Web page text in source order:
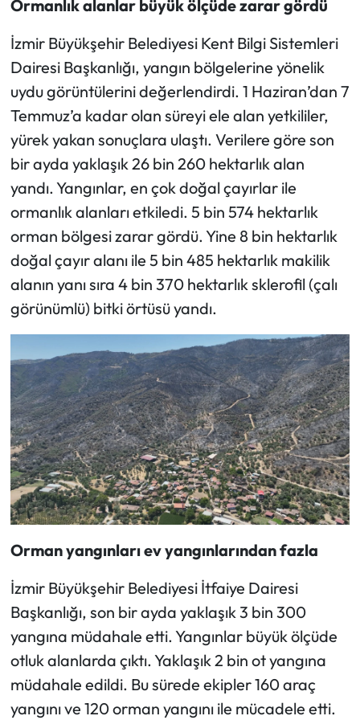
Ormanlık alanlar büyük ölçüde zarar gördü
İzmir Büyükşehir Belediyesi Kent Bilgi Sistemleri
Dairesi Başkanlığı, yangın bölgelerine yönelik
uydu görüntülerini değerlendirdi. 1 Haziran’dan 7
Temmuz’a kadar olan süreyi ele alan yetkililer,
yürek yakan sonuçlara ulaştı. Verilere göre son
bir ayda yaklaşık 26 bin 260 hektarlık alan
yandı. Yangınlar, en çok doğal çayırlar ile
ormanlık alanları etkiledi. 5 bin 574 hektarlık
orman bölgesi zarar gördü. Yine 8 bin hektarlık
doğal çayır alanı ile 5 bin 485 hektarlık makilik
alanın yanı sıra 4 bin 370 hektarlık sklerofil (çalı
görünümlü) bitki örtüsü yandı.
Orman yangınları ev yangınlarından fazla
İzmir Büyükşehir Belediyesi İtfaiye Dairesi
Başkanlığı, son bir ayda yaklaşık 3 bin 300
yangına müdahale etti. Yangınlar büyük ölçüde
otluk alanlarda çıktı. Yaklaşık 2 bin ot yangına
müdahale edildi. Bu sürede ekipler 160 araç
yangını ve 120 orman yangını ile mücadele etti.